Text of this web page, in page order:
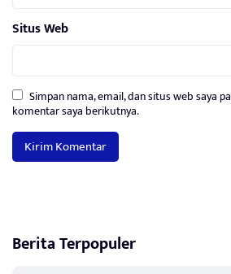
Situs Web
Simpan nama, email, dan situs web saya
komentar saya berikutnya.
Berita Terpopuler